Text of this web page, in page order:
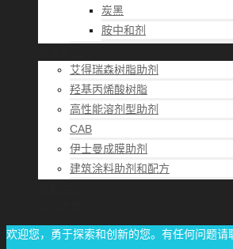
炭黑
胺中和剂
艾得瑞森树脂助剂
羟基丙烯酸树脂
高性能溶剂型助剂
CAB
伊士曼成膜助剂
建筑涂料助剂和配方
欢迎您，勇于探索和创新的您。有任何问题请